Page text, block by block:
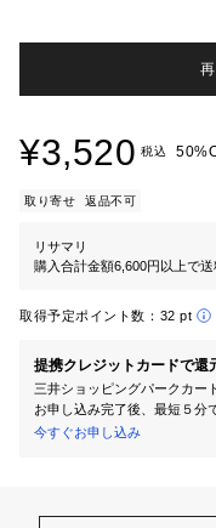
¥3,520 税込
取り寄せ 返品不可
リサマリ
購入合計金額6,600円以上で
取得予定ポイント数： 32 pt
提携クレジットカードで還
三井ショッピングパークカー
お申し込み完了後、最短５分
今すぐお申し込み